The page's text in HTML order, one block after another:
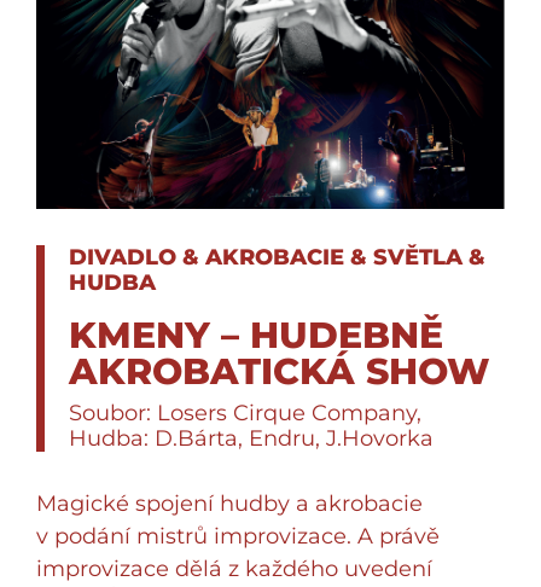
DIVADLO & AKROBACIE & SVĚTLA &
HUDBA
KMENY – HUDEBNĚ
AKROBATICKÁ SHOW
Soubor: Losers Cirque Company,
Hudba: D.Bárta, Endru, J.Hovorka
Magické spojení hudby a akrobacie
v podání mistrů improvizace. A právě
improvizace dělá z každého uvedení